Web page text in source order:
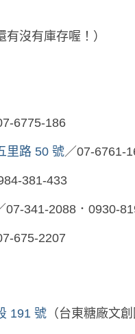
沒有庫存喔！）
6775-186
里路 50 號／07-6761-
381-433
07-341-2088．0930-
675-2207
191 號 （台東糖廠文